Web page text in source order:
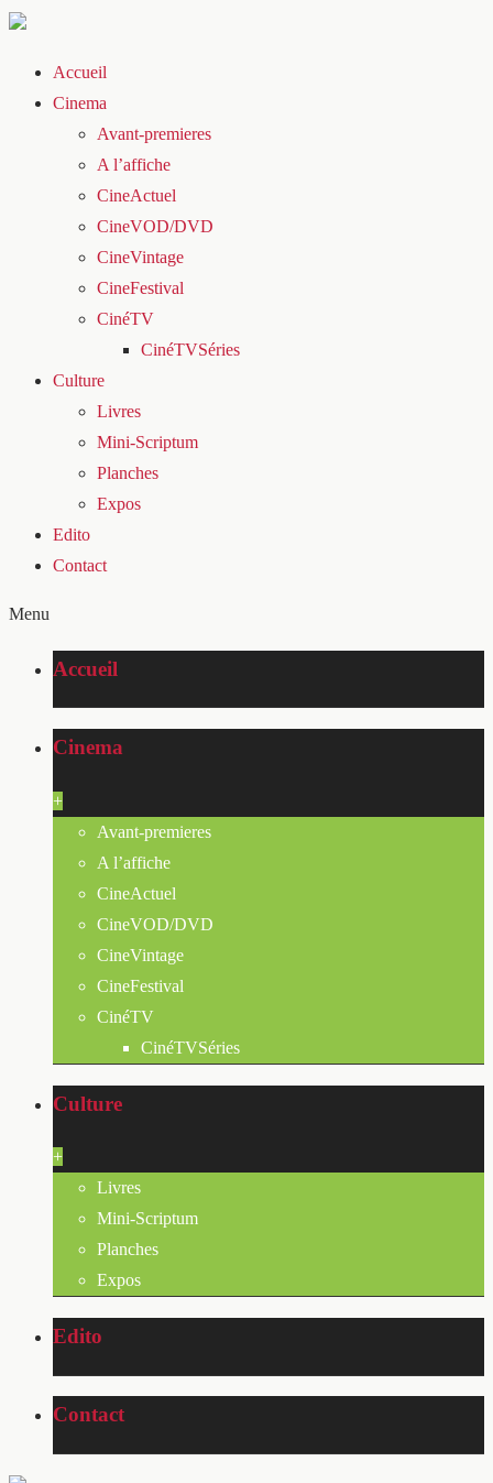
Accueil
Cinema
Avant-premieres
A l’affiche
CineActuel
CineVOD/DVD
CineVintage
CineFestival
CinéTV
CinéTVSéries
Culture
Livres
Mini-Scriptum
Planches
Expos
Edito
Contact
Menu
Accueil
Cinema
+
Avant-premieres
A l’affiche
CineActuel
CineVOD/DVD
CineVintage
CineFestival
CinéTV
CinéTVSéries
Culture
+
Livres
Mini-Scriptum
Planches
Expos
Edito
Contact